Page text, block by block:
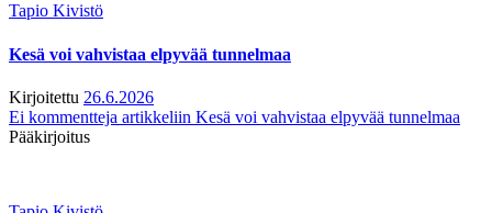
Tapio Kivistö
Kesä voi vahvistaa elpyvää tunnelmaa
Kirjoitettu 26.6.2026
Ei kommentteja artikkeliin Kesä voi vahvistaa elpyvää tunnelmaa
Pääkirjoitus